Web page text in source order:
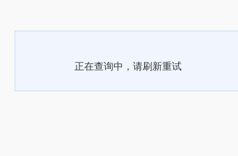
正在查询中，请刷新重试